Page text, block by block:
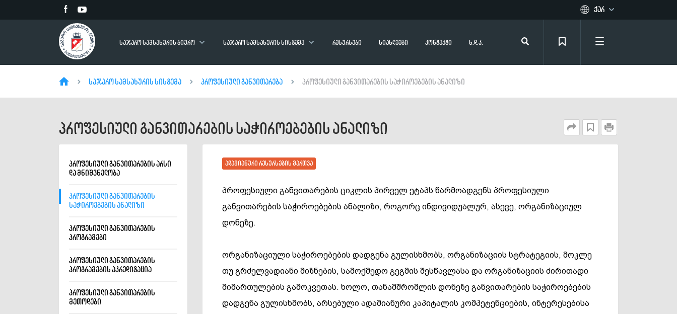
ქარ
Eng
საჯარო სამსახურის ბიურო საჯარო სამსახურის სისტემა რესურსები სიახლეები კონტაქტი ხ.დ.კ.
საჯარო სამსახურის სისტემა პროფესიული განვითარება პროფესიული განვითარების საჭიროებების ანალიზი
პროფესიული განვითარების საჭიროებების ანალიზი
პროფესიული განვითარების არსი
და მნიშვნელობა
პროფესიული განვითარების
საჭიროებების ანალიზი
პროფესიული განვითარების
პროგრამები
პროფესიული განვითარების
პროგრამების აკრედიტაცია
პროფესიული განვითარების
მეთოდები
ადამიანური რესურსების მართვა
პროფესიული განვითარების ციკლის პირველ ეტაპს წარმოადგენს პროფესიული
განვითარების საჭიროებების ანალიზი, როგორც ინდივიდუალურ, ასევე, ორგანიზაციულ
დონეზე.
ორგანიზაციული საჭიროებების დადგენა გულისხმობს, ორგანიზაციის სტრატეგიის, მოკლე
თუ გრძელვადიანი მიზნების, სამოქმედო გეგმის შესწავლასა და ორგანიზაციის ძირითადი
მიმართულების გამოკვეთას. ხოლო, თანამშრომლის დონეზე განვითარების საჭიროებების
დადგენა გულისხმობს, არსებული ადამიანური კაპიტალის კომპეტენციების, ინტერესებისა